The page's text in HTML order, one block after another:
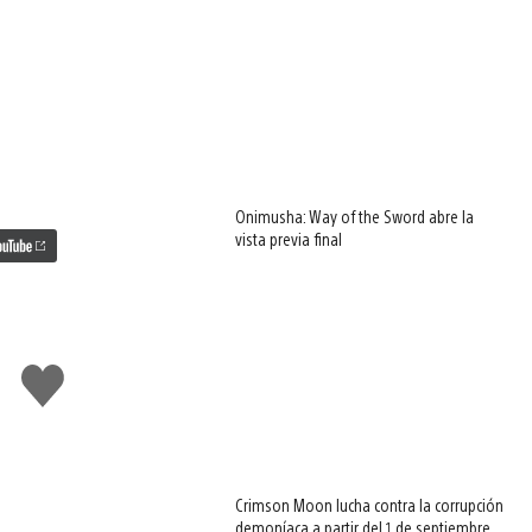
Me
gusta
Onimusha: Way of the Sword abre la
vista previa final
Crimson Moon lucha contra la corrupción
demoníaca a partir del 1 de septiembre